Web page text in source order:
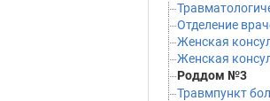
Отделение
Женская
Женская
Роддом №3
Травмпункт